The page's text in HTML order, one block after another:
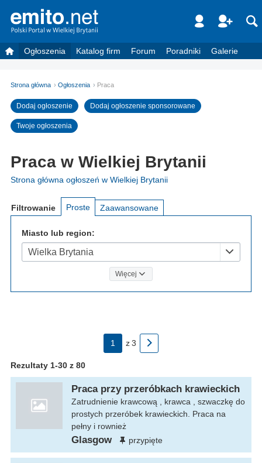
Ogłoszenia Katalog firm Forum Poradniki Galerie
Strona główna Ogłoszenia Praca
Dodaj ogłoszenie Dodaj ogłoszenie sponsorowane
Twoje ogłoszenia
Praca w Wielkiej Brytanii
Strona główna ogłoszeń w Wielkiej Brytanii
Filtrowanie Proste Zaawansowane
Miasto lub region:
Wielka Brytania
Więcej
1 z3
Rezultaty 1-30 z 80
Praca przy przeróbkach krawieckich
Zatrudnienie krawcową , krawca , szwaczkę do
prostych przeróbek krawieckich. Praca na
pełny i rownież
Glasgow przypięte